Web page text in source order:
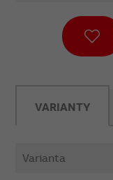
VARIANTY
Varianta